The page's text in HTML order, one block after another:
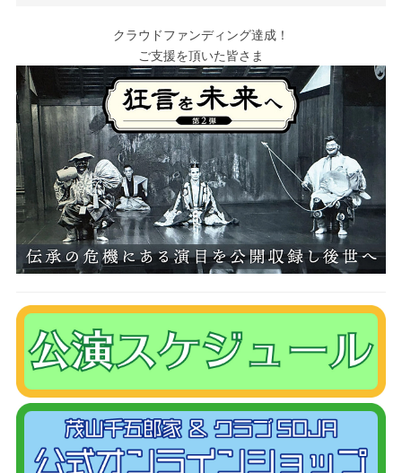
クラウドファンディング達成！
ご支援を頂いた皆さま